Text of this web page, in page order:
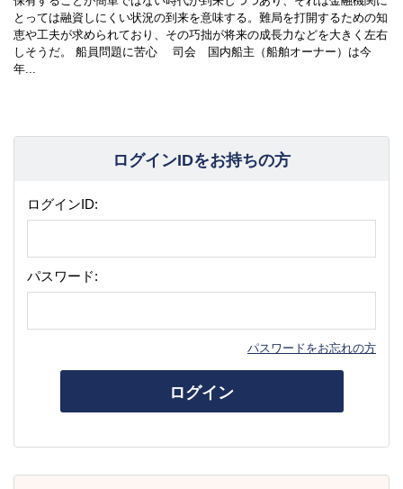
とっては融資しにくい状況の到来を意味する。難局を打開するための知
恵や工夫が求められており、その巧拙が将来の成長力などを大きく左右
しそうだ。 船員問題に苦心 司会 国内船主（船舶オーナー）は今
年...
ログインIDをお持ちの方
ログインID:
パスワード:
パスワードをお忘れの方
ログイン